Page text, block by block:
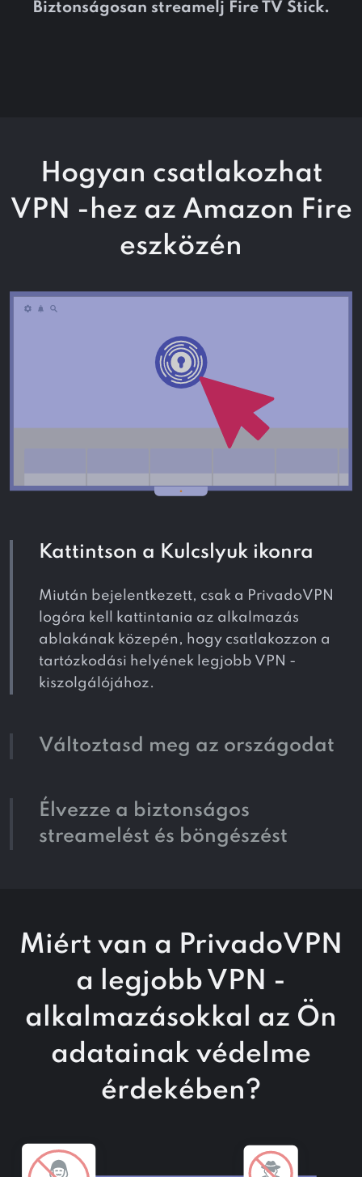
Biztonságosan streamelj Fire TV Stick.
Hogyan csatlakozhat
VPN -hez az Amazon Fire
eszközén
Kattintson a Kulcslyuk ikonra
Miután bejelentkezett, csak a PrivadoVPN
logóra kell kattintania az alkalmazás
ablakának közepén, hogy csatlakozzon a
tartózkodási helyének legjobb VPN -
kiszolgálójához.
Változtasd meg az országodat
Élvezze a biztonságos
streamelést és böngészést
Miért van a PrivadoVPN
a legjobb VPN -
alkalmazásokkal az Ön
adatainak védelme
érdekében?